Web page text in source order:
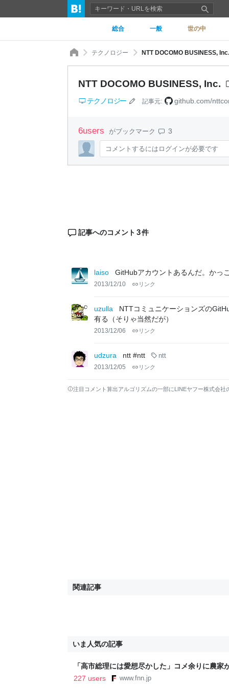
総合 一般 世の中
テクノロジー NTT DOCOMO BUSINESS, Inc.
NTT DOCOMO BUSINESS, Inc.
テクノロジー 記事元: github.com/
6users がブックマーク 3
コメントするにはログインが必要です
記事へのコメント 3件
laiso GitHubアカウントあるんだ。かっ
2013/12/10 リンク
uzulla
NTTコミュニケーションズの
有る（そりゃ当然だが）
2013/12/06 リンク
udzura ntt #ntt ntt
2013/12/05 リンク
注目コメント算出アルゴリズムの一部にLINEヤフー株式会
関連記事
いま人気の記事
「高市総理には愛想尽かした」コメ余りに農
以下に…肥料代や燃料代は高騰「今年でやめる
227 users www.fnn.jp